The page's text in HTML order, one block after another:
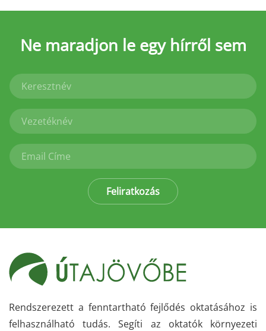
Ne maradjon le egy hírről sem
Feliratkozás
Rendszerezett a fenntartható fejlődés oktatásához is
felhasználható tudás. Segíti az oktatók környezeti